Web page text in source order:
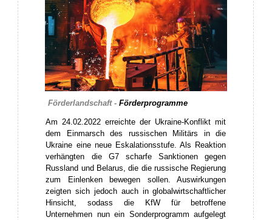
Förderlandschaft - Förderprogramme
Am 24.02.2022 erreichte der Ukraine-Konflikt mit
dem Einmarsch des russischen Militärs in die
Ukraine eine neue Eskalationsstufe. Als Reaktion
verhängten die G7 scharfe Sanktionen gegen
Russland und Belarus, die die russische Regierung
zum Einlenken bewegen sollen. Auswirkungen
zeigten sich jedoch auch in globalwirtschaftlicher
Hinsicht, sodass die KfW für betroffene
Unternehmen nun ein Sonderprogramm aufgelegt